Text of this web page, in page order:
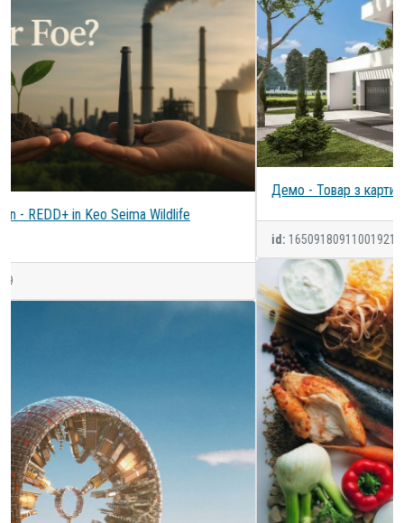
Демо - Товар з картинкою - 4 вартість у кВт-г